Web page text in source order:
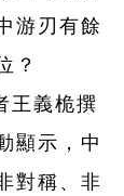
游刃有餘
？
王義桅撰
顯示，中
對稱、非